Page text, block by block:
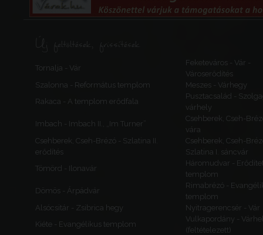
Új feltöltések, frissítések
Tornalja - Vár
Feketeváros - Vár -
Városerődítés
Szalonna - Református templom
Meszes - Várhegy
Rakaca - A templom erődfala
Pusztacsalád -
várhely
Imbach - Imbach II., „Im Turner”
Csehberek, Cseh-
vára
Csehberek, Cseh-Brézó - Szlatina II.
erődítés
Csehberek, Cseh-
Szlatina I. sáncvár
Tömörd - Ilonavár
Háromudvar -
templom
Dömös - Árpádvár
Rimabrézó -
templom
Alsócsitár - Zsibrica hegy
Nyitragerencsér - Vár
Kiéte - Evangélikus templom
Vulkapordány -
(feltételezett)